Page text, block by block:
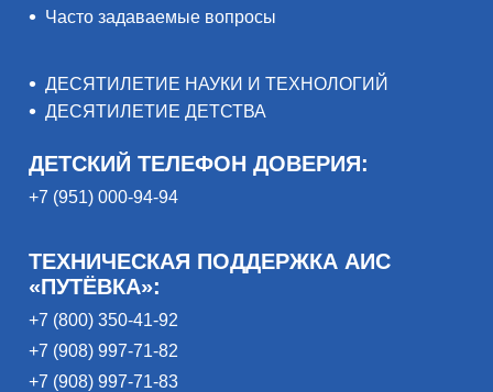
Часто задаваемые вопросы
ДЕСЯТИЛЕТИЕ НАУКИ И ТЕХНОЛОГИЙ
ДЕСЯТИЛЕТИЕ ДЕТСТВА
ДЕТСКИЙ ТЕЛЕФОН ДОВЕРИЯ:
+7 (951) 000-94-94
ТЕХНИЧЕСКАЯ ПОДДЕРЖКА АИС
«ПУТЁВКА»:
+7 (800) 350-41-92
+7 (908) 997-71-82
+7 (908) 997-71-83